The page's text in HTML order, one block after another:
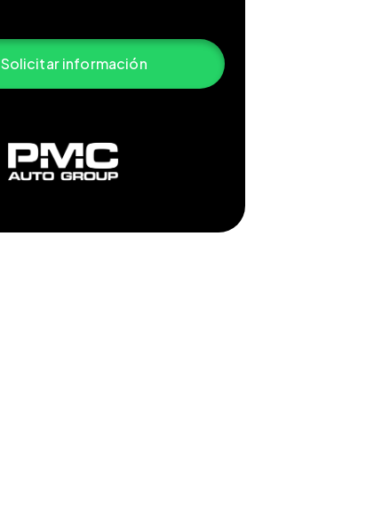
Solicitar información